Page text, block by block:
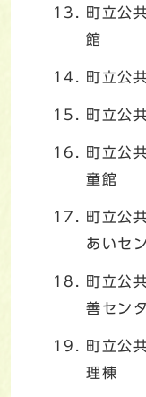
町立公
館
町立公
町立公
町立公
童館
町立公
あいセ
町立公
善セン
町立公
理棟